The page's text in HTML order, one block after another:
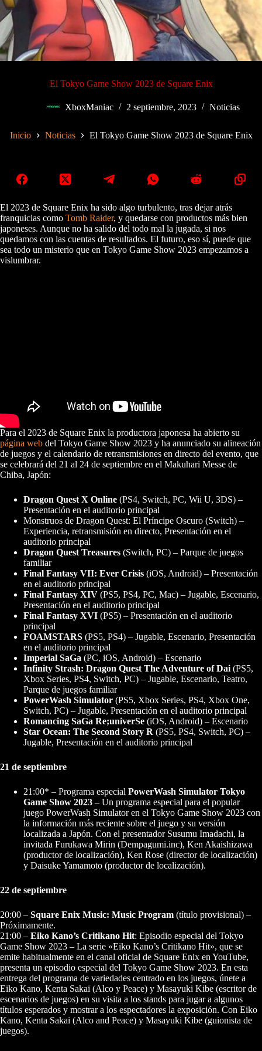
El Tokyo Game Show 2023 de Square Enix
XboxManiac 2 septiembre, 2023 Noticias
Inicio Noticias El Tokyo Game Show 2023 de Square Enix
El 2023 de Square Enix ha sido algo turbulento, tras dejar atrás
franquicias como Tomb Raider, y quedarse con productos más bien
japoneses. Aunque no ha salido del todo mal la jugada, si nos
quedamos con las cuentas de resultados. El futuro, eso sí, puede que
sea todo un misterio que en Tokyo Game Show 2023 empezamos a
vislumbrar.
Para el 2023 de Square Enix la productora japonesa ha abierto su
página web del Tokyo Game Show 2023 y ha anunciado su alineación
de juegos y el calendario de retransmisiones en directo del evento, que
se celebrará del 21 al 24 de septiembre en el Makuhari Messe de
Chiba, Japón:
Dragon Quest X Online (PS4, Switch, PC, Wii U, 3DS) –
Presentación en el auditorio principal
Monstruos de Dragon Quest: El Príncipe Oscuro (Switch) –
Experiencia, retransmisión en directo, Presentación en el
auditorio principal
Dragon Quest Treasures (Switch, PC) – Parque de juegos
familiar
Final Fantasy VII: Ever Crisis (iOS, Android) – Presentación
en el auditorio principal
Final Fantasy XIV (PS5, PS4, PC, Mac) – Jugable, Escenario,
Presentación en el auditorio principal
Final Fantasy XVI (PS5) – Presentación en el auditorio
principal
FOAMSTARS (PS5, PS4) – Jugable, Escenario, Presentación
en el auditorio principal
Imperial SaGa (PC, iOS, Android) – Escenario
Infinity Strash: Dragon Quest The Adventure of Dai (PS5,
Xbox Series, PS4, Switch, PC) – Jugable, Escenario, Teatro,
Parque de juegos familiar
PowerWash Simulator (PS5, Xbox Series, PS4, Xbox One,
Switch, PC) – Jugable, Presentación en el auditorio principal
Romancing SaGa Re;univerSe (iOS, Android) – Escenario
Star Ocean: The Second Story R (PS5, PS4, Switch, PC) –
Jugable, Presentación en el auditorio principal
21 de septiembre
21:00* – Programa especial PowerWash Simulator Tokyo
Game Show 2023 – Un programa especial para el popular
juego PowerWash Simulator en el Tokyo Game Show 2023 con
la información más reciente sobre el juego y su versión
localizada a Japón. Con el presentador Susumu Imadachi, la
invitada Furukawa Mirin (Dempagumi.inc), Ken Akaishizawa
(productor de localización), Ken Rose (director de localización)
y Daisuke Yamamoto (productor de localización).
22 de septiembre
20:00 – Square Enix Music: Music Program (título provisional) –
Próximamente.
21:00 – Eiko Kano’s Critikano Hit: Episodio especial del Tokyo
Game Show 2023 – La serie «Eiko Kano’s Critikano Hit», que se
emite habitualmente en el canal oficial de Square Enix en YouTube,
presenta un episodio especial del Tokyo Game Show 2023. En esta
entrega del programa de variedades centrado en los juegos, únete a
Eiko Kano, Kenta Sakai (Alco y Peace) y Masayuki Kibe (escritor de
escenarios de juegos) en su visita a los stands para jugar a algunos
títulos esperados y mostrar a los espectadores la exposición. Con Eiko
Kano, Kenta Sakai (Alco and Peace) y Masayuki Kibe (guionista de
juegos).